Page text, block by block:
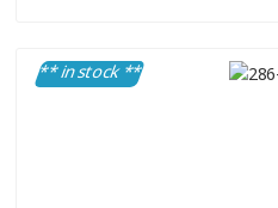
** in stock **